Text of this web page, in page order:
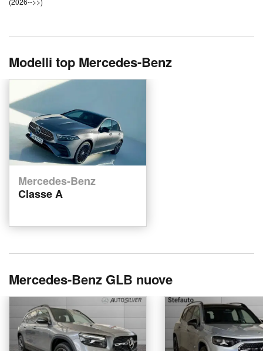
Modelli top Mercedes-Benz
Mercedes-Benz
Classe A
Mercedes-Benz GLB nuove